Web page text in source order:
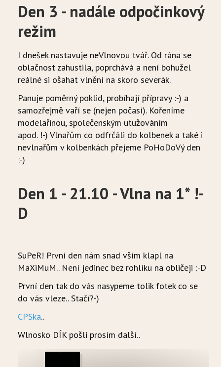
Den 3 - nadále odpočinkový
režim
I dnešek nastavuje neVlnovou tvář. Od rána se
oblačnost zahustila, poprchává a není bohužel
reálné si ošahat vlnění na skoro severák.
Panuje poměrný poklid, probíhají přípravy :-) a
samozřejmě vaří se (nejen počasí). Kořeníme
modelařinou, společenským utužováním
apod. !-) Vlnařům co odfrčáli do kolbenek a také i
nevlnařům v kolbenkách přejeme PoHoDoVý den
:-)
Den 1 - 21.10 - Vlna na 1* !-
D
SuPeR! První den nám snad vším klapl na
MaXiMuM.. Není jedinec bez rohlíku na obličeji :-D
První den tak do vás nasypeme tolik fotek co se
do vás vleze.. Stačí?-)
CPSka..
Wlnosko DÍK pošli prosím další..